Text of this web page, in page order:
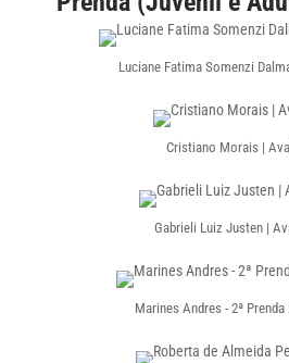
Luciane Fatima Somenzi
Cristiano Morais |
Gabrieli Luiz Justen |
Marines Andres - 2ª